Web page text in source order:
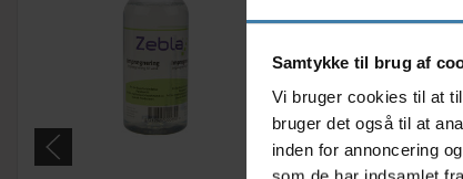
Samtykke til brug af
Vi bruger cookies til at
bruger det også til at
inden for annoncering